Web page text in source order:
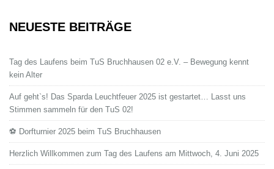
NEUESTE BEITRÄGE
Tag des Laufens beim TuS Bruchhausen 02 e.V. – Bewegung kennt
kein Alter
Auf geht`s! Das Sparda Leuchtfeuer 2025 ist gestartet… Lasst uns
Stimmen sammeln für den TuS 02!
⚽ Dorfturnier 2025 beim TuS Bruchhausen
Herzlich Willkommen zum Tag des Laufens am Mittwoch, 4. Juni 2025